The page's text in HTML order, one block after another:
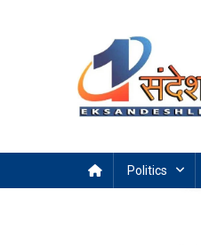
Politics